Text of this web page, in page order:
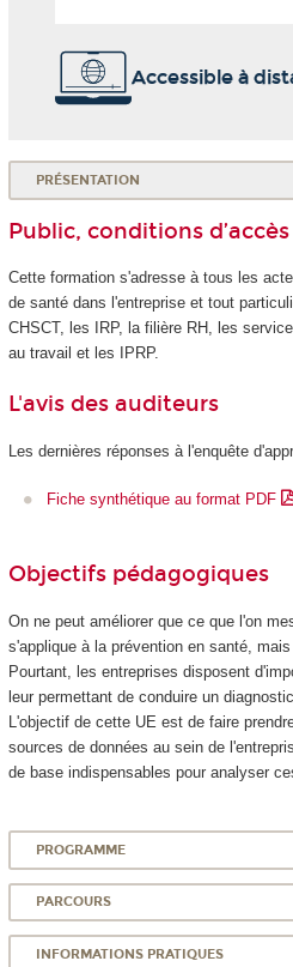
Accessible à
PRÉSENTATION
Public, conditions
Cette formation s'adresse à tous les
de santé dans l'entreprise et tout
CHSCT, les IRP, la filière RH, les
au travail et les IPRP.
L'avis des auditeurs
Les dernières réponses à l'enquête
Fiche synthétique au format PDF
Objectifs pédagogiques
On ne peut améliorer que ce que l'on
s'applique à la prévention en santé,
Pourtant, les entreprises disposent
leur permettant de conduire un
L'objectif de cette UE est de faire
sources de données au sein de
de base indispensables pour analyser
PROGRAMME
PARCOURS
INFORMATIONS PRATIQUES